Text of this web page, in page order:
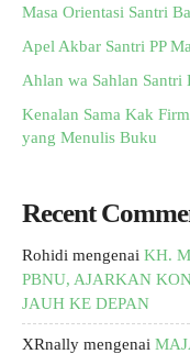
Masa Orientasi Santri
Apel Akbar Santri PP
Ahlan wa Sahlan Santri
Kenalan Sama Kak
yang Menulis Buku
Recent
Rohidi mengenai KH.
PBNU, AJARKAN
JAUH KE DEPAN
XRnally mengenai